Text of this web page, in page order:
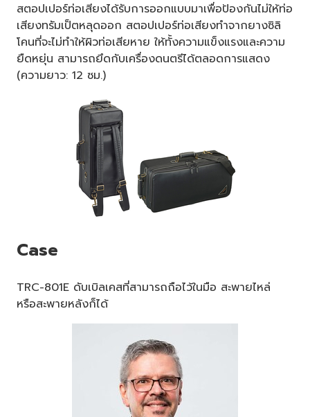
สตอปเปอร์ท่อเสียงได้รับการออกแบบมาเพื่อป้องกันไม่ให้ท่อ
เสียงทรัมเป็ตหลุดออก สตอปเปอร์ท่อเสียงทำจากยางซิลิ
โคนที่จะไม่ทำให้ผิวท่อเสียหาย ให้ทั้งความแข็งแรงและความ
ยืดหยุ่น สามารถยึดกับเครื่องดนตรีได้ตลอดการแสดง
(ความยาว: 12 ซม.)
Case
TRC-801E ดับเบิลเคสที่สามารถถือไว้ในมือ สะพายไหล่
หรือสะพายหลังก็ได้